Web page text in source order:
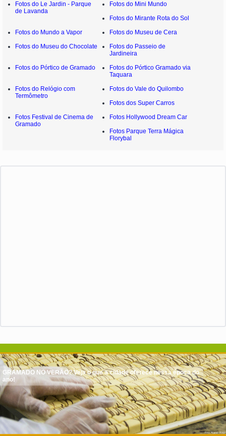
Fotos do Le Jardin - Parque
de Lavanda
Fotos do Mini Mundo
Fotos do Mirante Rota do Sol
Fotos do Mundo a Vapor
Fotos do Museu de Cera
Fotos do Museu do Chocolate
Fotos do Passeio de
Jardineira
Fotos do Pórtico de Gramado
Fotos do Pórtico Gramado via
Taquara
Fotos do Relógio com
Termômetro
Fotos do Vale do Quilombo
Fotos dos Super Carros
Fotos Festival de Cinema de
Gramado
Fotos Hollywood Dream Car
Fotos Parque Terra Mágica
Florybal
GRAMADO NO VERÃO? Veja o que a cidade oferece nessa época do
ano!